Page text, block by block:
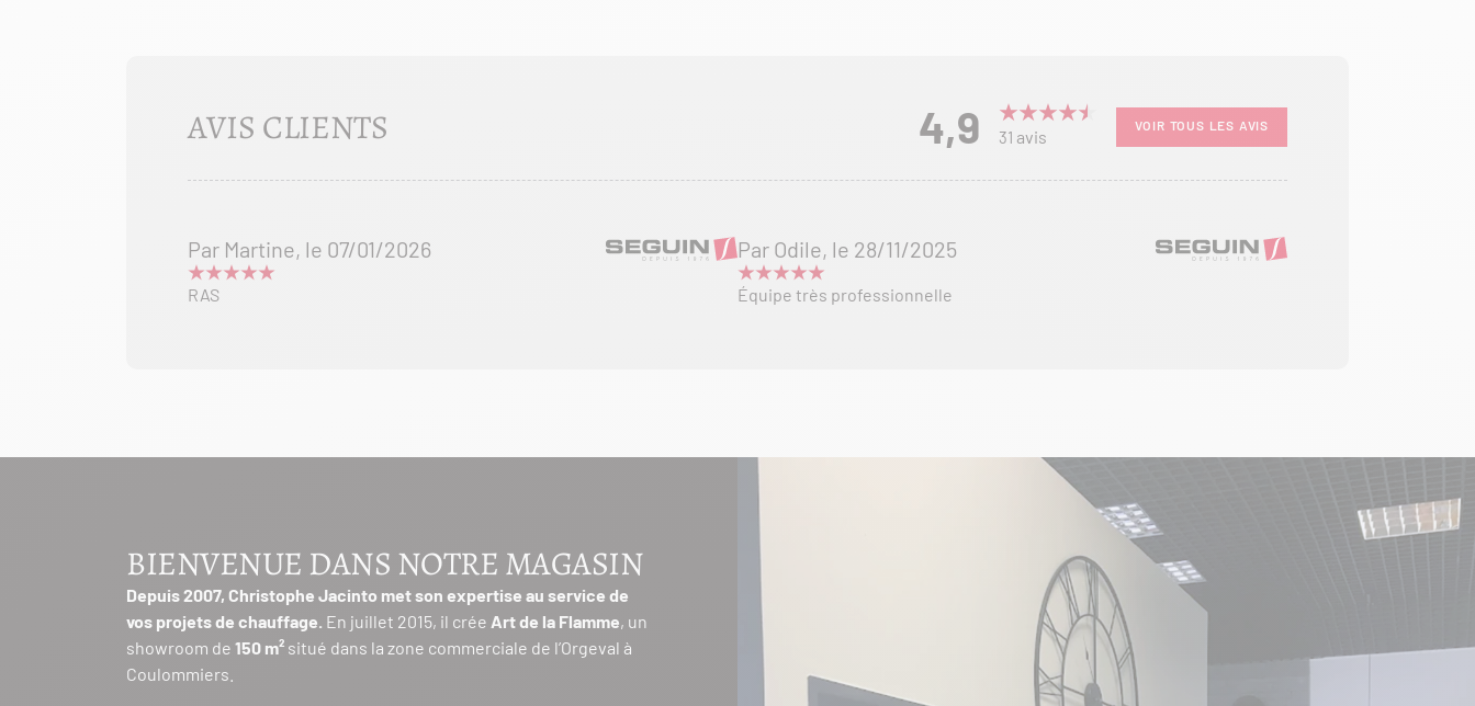
AVIS CLIENTS 4,9 31 avis
VOIR TOUS LES AVIS
Par Martine, le 07/01/2026
RAS
Par Odile, le 28/11/2025
Équipe très professionnelle
BIENVENUE DANS NOTRE MAGASIN
Depuis 2007, Christophe Jacinto met son expertise au service de
vos projets de chauffage. En juillet 2015, il crée Art de la Flamme, un
showroom de 150 m² situé dans la zone commerciale de l’Orgeval à
Coulommiers.